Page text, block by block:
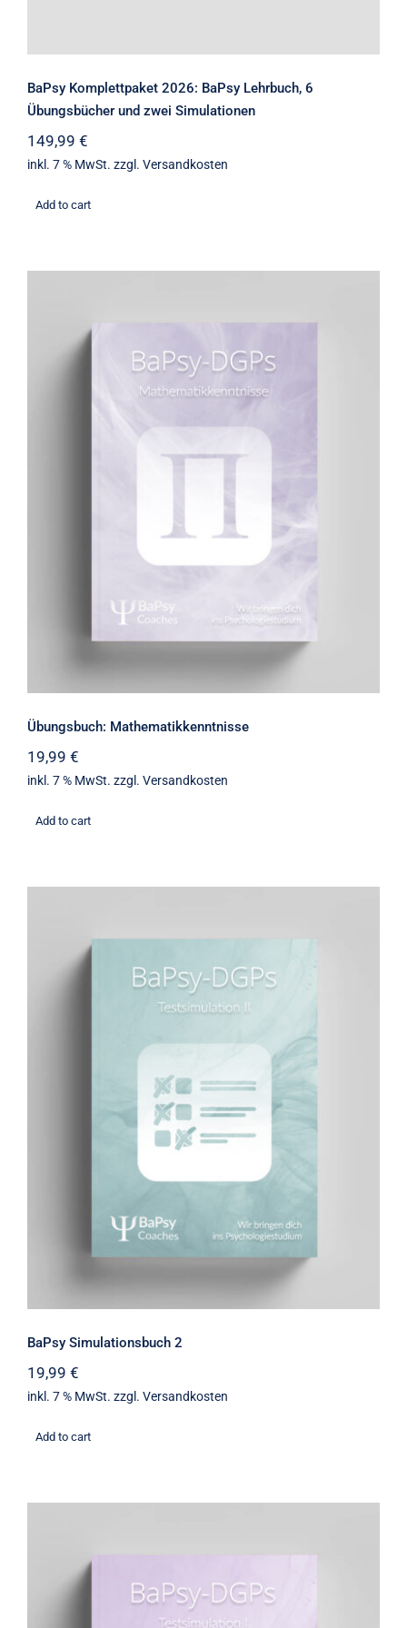
BaPsy Komplettpaket 2026: BaPsy Lehrbuch, 6
Übungsbücher und zwei Simulationen
149,99 €
inkl. 7 % MwSt. zzgl. Versandkosten
Add to cart
Übungsbuch: Mathematikkenntnisse
19,99 €
inkl. 7 % MwSt. zzgl. Versandkosten
Add to cart
BaPsy Simulationsbuch 2
BaPsy Simulationsbuch 2
19,99 €
inkl. 7 % MwSt. zzgl. Versandkosten
Add to cart